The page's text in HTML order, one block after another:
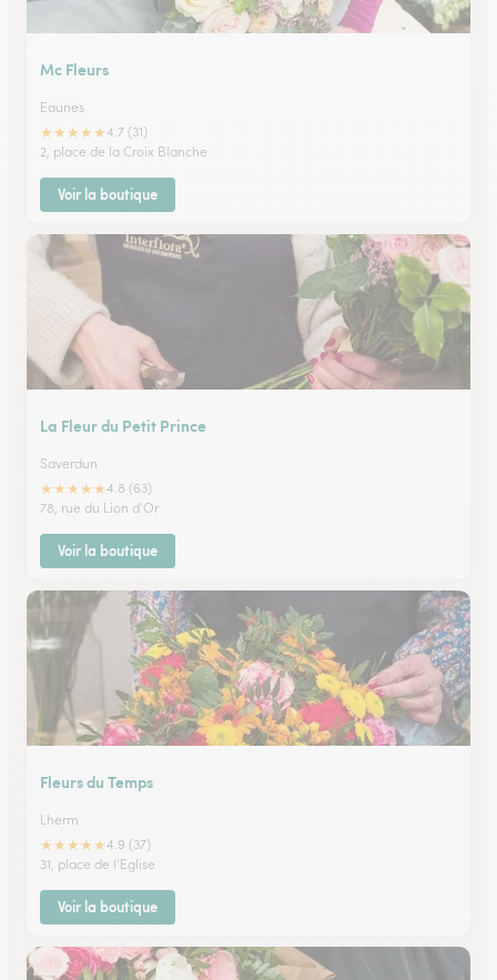
Mc Fleurs
Eaunes
★★★★★4.7 (31)
2, place de la Croix Blanche
Voir la boutique
La Fleur du Petit Prince
Saverdun
★★★★★4.8 (63)
78, rue du Lion d'Or
Voir la boutique
Fleurs du Temps
Lherm
★★★★★4.9 (37)
31, place de l'Eglise
Voir la boutique